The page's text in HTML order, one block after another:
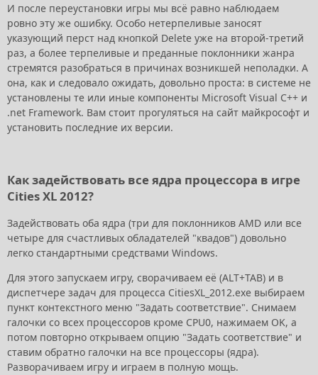
И после переустановки игры мы всё равно наблюдаем
ровно эту же ошибку. Особо нетерпеливые заносят
указующий перст над кнопкой Delete уже на второй-третий
раз, а более терпеливые и преданные поклонники жанра
стремятся разобраться в причинах возникшей неполадки. А
она, как и следовало ожидать, довольно проста: в системе не
установлены те или иные компоненты Microsoft Visual C++ и
.net Framework. Вам стоит прогуляться на сайт майкрософт и
установить последние их версии.
Как задействовать все ядра процессора в игре
Cities XL 2012?
Задействовать оба ядра (три для поклонников AMD или все
четыре для счастливых обладателей "квадов") довольно
легко стандартными средствами Windows.
Для этого запускаем игру, сворачиваем её (ALT+TAB) и в
диспетчере задач для процесса CitiesXL_2012.exe выбираем
пункт контекстного меню "Задать соответствие". Снимаем
галочки со всех процессоров кроме CPU0, нажимаем OK, а
потом повторно открываем опцию "Задать соответствие" и
ставим обратно галочки на все процессоры (ядра).
Разворачиваем игру и играем в полную мощь.